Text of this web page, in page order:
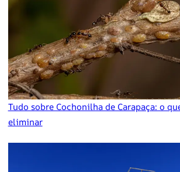
Tudo sobre Cochonilha de Carapaça: o
eliminar